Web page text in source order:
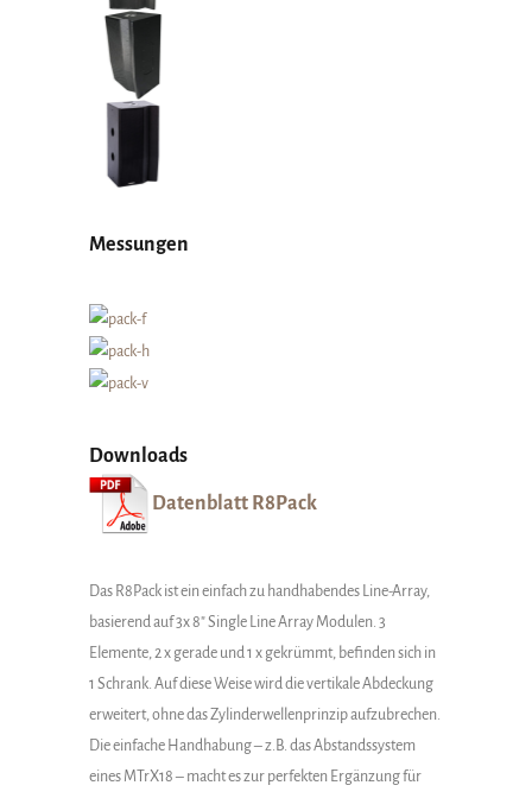
Messungen
Downloads
Datenblatt R8Pack
Das R8Pack ist ein einfach zu handhabendes Line-Array,
basierend auf 3x 8″ Single Line Array Modulen. 3
Elemente, 2 x gerade und 1 x gekrümmt, befinden sich in
1 Schrank. Auf diese Weise wird die vertikale Abdeckung
erweitert, ohne das Zylinderwellenprinzip aufzubrechen.
Die einfache Handhabung – z.B. das Abstandssystem
eines MTrX18 – macht es zur perfekten Ergänzung für